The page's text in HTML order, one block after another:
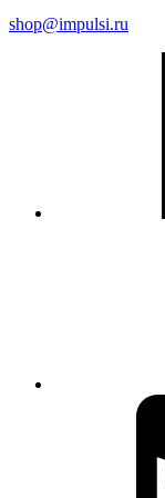
shop@impulsi.ru